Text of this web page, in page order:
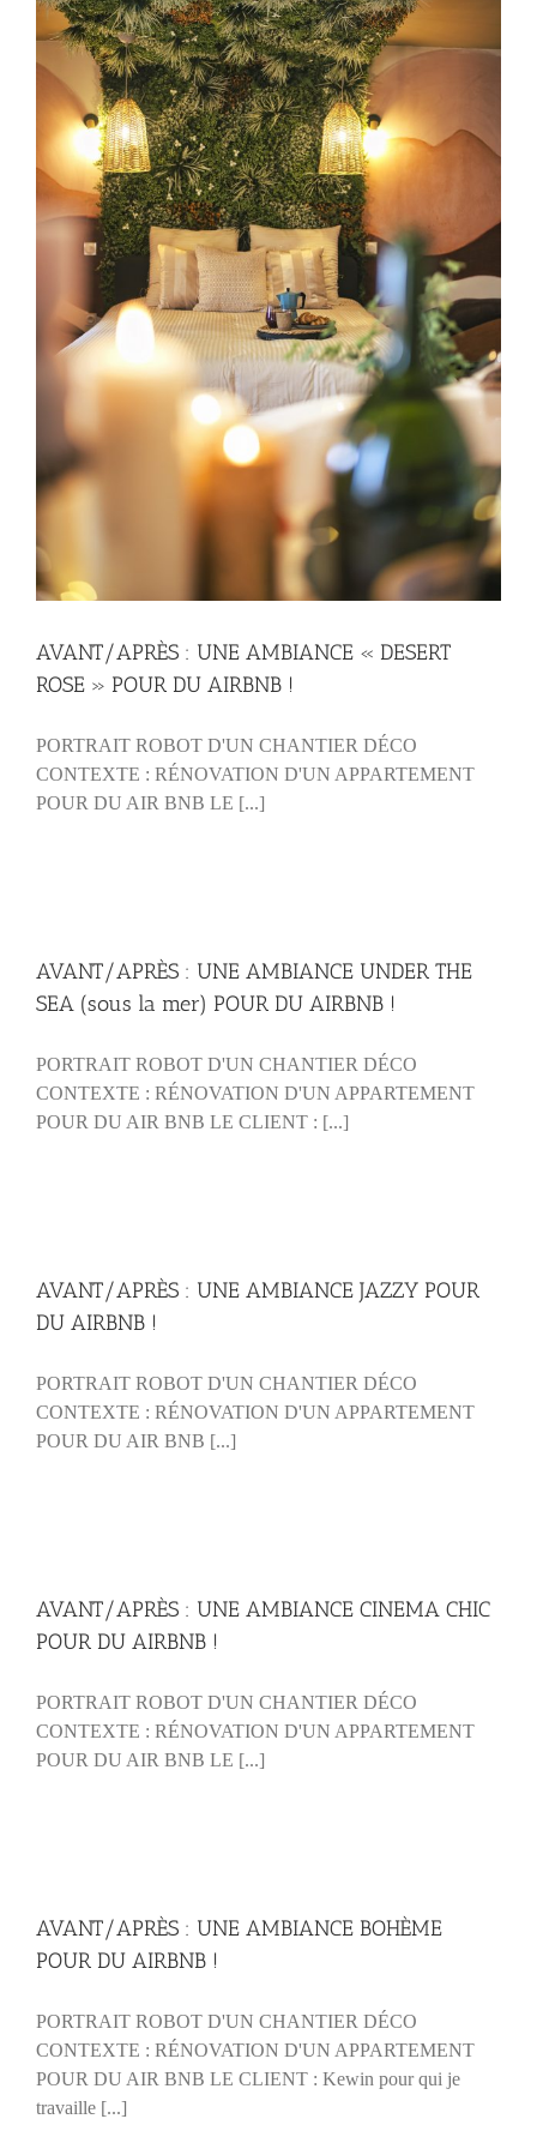
AVANT/APRÈS : UNE AMBIANCE « DESERT
ROSE » POUR DU AIRBNB !
PORTRAIT ROBOT D'UN CHANTIER DÉCO
CONTEXTE : RÉNOVATION D'UN APPARTEMENT
POUR DU AIR BNB LE [...]
AVANT/APRÈS : UNE AMBIANCE UNDER THE
SEA (sous la mer) POUR DU AIRBNB !
PORTRAIT ROBOT D'UN CHANTIER DÉCO
CONTEXTE : RÉNOVATION D'UN APPARTEMENT
POUR DU AIR BNB LE CLIENT : [...]
AVANT/APRÈS : UNE AMBIANCE JAZZY POUR
DU AIRBNB !
PORTRAIT ROBOT D'UN CHANTIER DÉCO
CONTEXTE : RÉNOVATION D'UN APPARTEMENT
POUR DU AIR BNB [...]
AVANT/APRÈS : UNE AMBIANCE CINEMA CHIC
POUR DU AIRBNB !
PORTRAIT ROBOT D'UN CHANTIER DÉCO
CONTEXTE : RÉNOVATION D'UN APPARTEMENT
POUR DU AIR BNB LE [...]
AVANT/APRÈS : UNE AMBIANCE BOHÈME
POUR DU AIRBNB !
PORTRAIT ROBOT D'UN CHANTIER DÉCO
CONTEXTE : RÉNOVATION D'UN APPARTEMENT
POUR DU AIR BNB LE CLIENT : Kewin pour qui je
travaille [...]